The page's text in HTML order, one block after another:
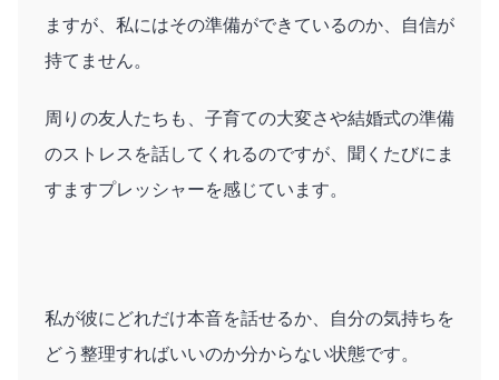
ますが、私にはその準備ができているのか、自信が
持てません。
周りの友人たちも、子育ての大変さや結婚式の準備
のストレスを話してくれるのですが、聞くたびにま
すますプレッシャーを感じています。
私が彼にどれだけ本音を話せるか、自分の気持ちを
どう整理すればいいのか分からない状態です。